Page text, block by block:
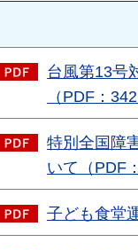
台風第13号
（PDF：
特別全国障
いて（PDF
子ども食堂